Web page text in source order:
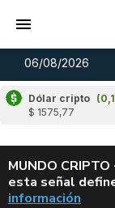
06/08/2026
Dólar cripto
$ 1575,77
MUNDO
esta señal
información